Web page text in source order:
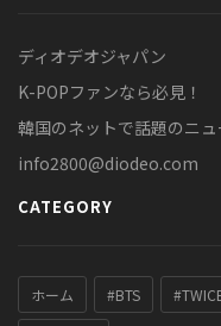
ディオデオジャパン
K-POPファンなら必見！
韓国のネットで話題のニ
info2800@diodeo.com
CATEGORY
ホーム #BTS